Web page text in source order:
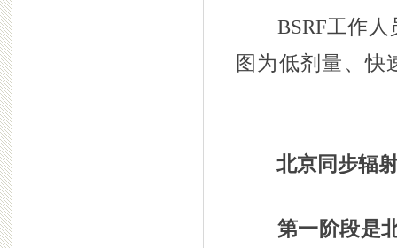
BSRF工作人
图为低剂量、
北京同步辐
第一阶段是